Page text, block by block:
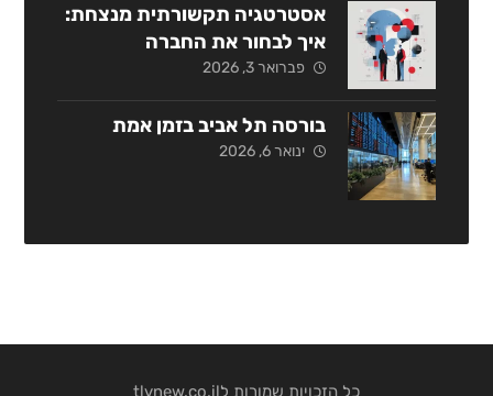
אסטרטגיה תקשורתית מנצחת:
איך לבחור את החברה
המתאימה בישראל?
פברואר 3, 2026
בורסה תל אביב בזמן אמת
ינואר 6, 2026
כל הזכויות שמורות לtlvnew.co.il